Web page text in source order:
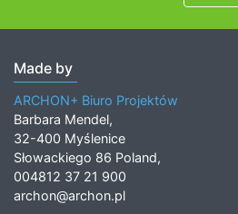
Made by
ARCHON+ Biuro Projektów
Barbara Mendel,
32-400 Myślenice
Słowackiego 86 Poland,
004812 37 21 900
archon@archon.pl